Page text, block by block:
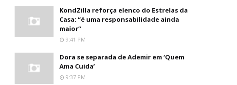
KondZilla reforça elenco do Estrelas da
Casa: “é uma responsabilidade ainda
maior”
9:41 PM
Dora se separada de Ademir em ‘Quem
Ama Cuida’
9:37 PM